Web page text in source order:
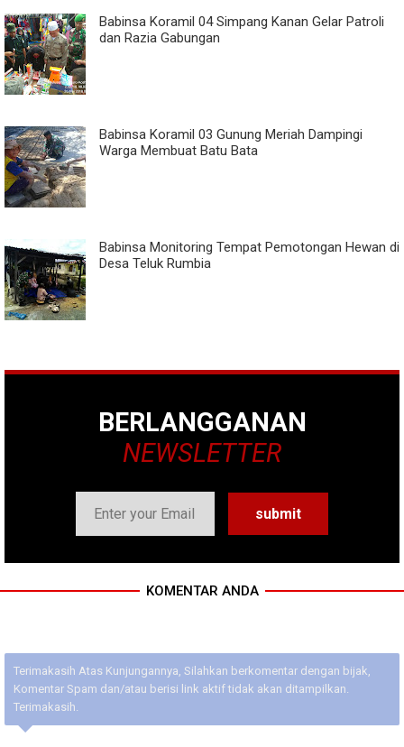
Babinsa Koramil 04 Simpang Kanan Gelar Patroli
dan Razia Gabungan
Babinsa Koramil 03 Gunung Meriah Dampingi
Warga Membuat Batu Bata
Babinsa Monitoring Tempat Pemotongan Hewan di
Desa Teluk Rumbia
BERLANGGANAN
NEWSLETTER
KOMENTAR ANDA
Terimakasih Atas Kunjungannya, Silahkan berkomentar dengan bijak,
Komentar Spam dan/atau berisi link aktif tidak akan ditampilkan.
Terimakasih.